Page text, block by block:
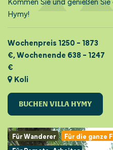
Hymy!
Wochenpreis 1250 - 1873
€, Wochenende 638 - 1247
€
Koli
BUCHEN VILLA HYMY
Für Wanderer Für die ganze